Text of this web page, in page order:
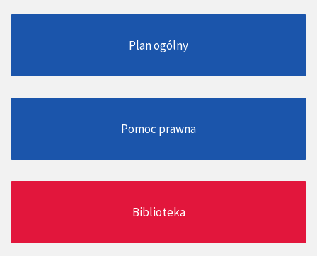
Plan ogólny
Pomoc prawna
Biblioteka